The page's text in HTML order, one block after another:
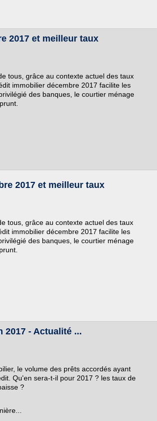
2017 et meilleur taux
tous, grâce au contexte actuel des taux
immobilier décembre 2017 facilite les
des banques, le courtier ménage
2017 et meilleur taux
tous, grâce au contexte actuel des taux
immobilier décembre 2017 facilite les
des banques, le courtier ménage
2017 - Actualité ...
le volume des prêts accordés ayant
Qu'en sera-t-il pour 2017 ? les taux de
?